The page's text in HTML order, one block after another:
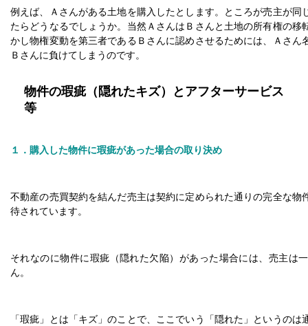
例えば、Ａさんがある土地を購入したとします。ところが売主が同
たらどうなるでしょうか。当然ＡさんはＢさんと土地の所有権の移
かし物権変動を第三者であるＢさんに認めさせるためには、Ａさん
Ｂさんに負けてしまうのです。
物件の瑕疵（隠れたキズ）とアフターサービス
等
１．購入した物件に瑕疵があった場合の取り決め
不動産の売買契約を結んだ売主は契約に定められた通りの完全な物
待されています。
それなのに物件に瑕疵（隠れた欠陥）があった場合には、売主は
ん。
「瑕疵」とは「キズ」のことで、ここでいう「隠れた」というの